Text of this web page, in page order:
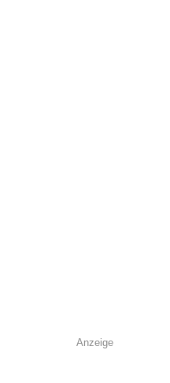
Anzeige